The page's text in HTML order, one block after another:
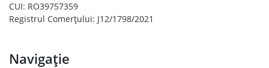
CUI: RO39757359
Registrul Comerțului: J12/1798/2021
Navigație